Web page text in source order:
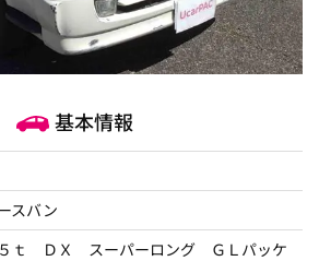
基本情報
スバン
ｔ ＤＸ スーパーロング ＧＬパッケ